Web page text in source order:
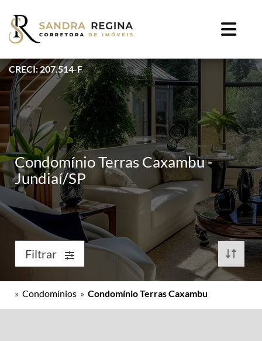
CRECI: 207.514-F
Condomínio Terras Caxambu -
Jundiaí/SP
Filtrar
» Condomínios » Condomínio Terras Caxambu